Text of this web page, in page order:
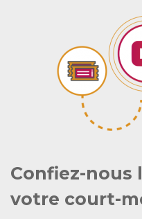
Confiez-
votre court-